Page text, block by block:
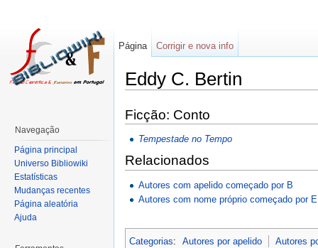
Eddy C. Bertin
Ficção: Conto
Tempestade no Tempo
Relacionados
Autores com apelido começado por B
Autores com nome próprio começado por E
Categorias: Autores por apelido Autores
Página Corrigir e nova info
Navegação
Página principal
Universo Bibliowiki
Estatísticas
Mudanças recentes
Página aleatória
Ajuda